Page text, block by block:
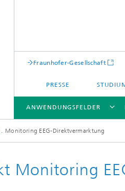
Fraunhofer-Gesellschaft
PRESSE
ANWENDUNGSFELDER
Monitoring EEG-Direktvermarktung
Monitoring